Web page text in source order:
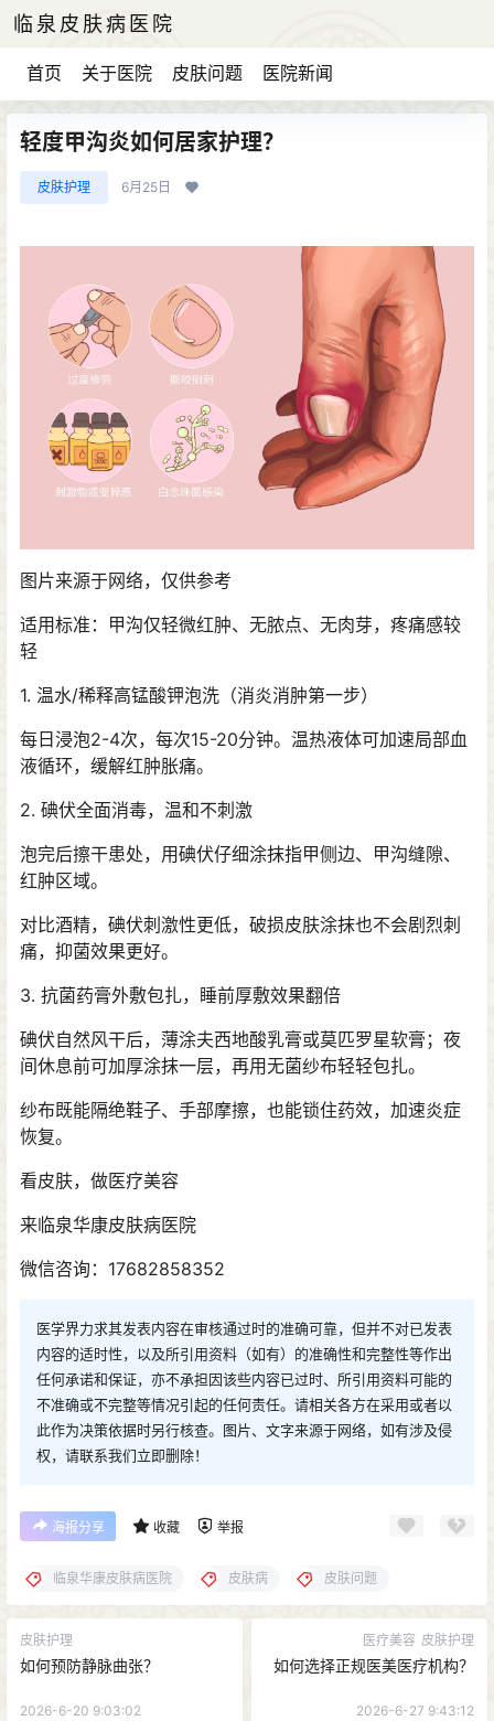
临泉皮肤病医院
首页 关于医院 皮肤问题 医院新闻
轻度甲沟炎如何居家护理？
皮肤护理 6月25日
图片来源于网络，仅供参考
适用标准：甲沟仅轻微红肿、无脓点、无肉芽，疼痛感较
轻
1. 温水/稀释高锰酸钾泡洗（消炎消肿第一步）
每日浸泡2-4次，每次15-20分钟。温热液体可加速局部血
液循环，缓解红肿胀痛。
2. 碘伏全面消毒，温和不刺激
泡完后擦干患处，用碘伏仔细涂抹指甲侧边、甲沟缝隙、
红肿区域。
对比酒精，碘伏刺激性更低，破损皮肤涂抹也不会剧烈刺
痛，抑菌效果更好。
3. 抗菌药膏外敷包扎，睡前厚敷效果翻倍
碘伏自然风干后，薄涂夫西地酸乳膏或莫匹罗星软膏；夜
间休息前可加厚涂抹一层，再用无菌纱布轻轻包扎。
纱布既能隔绝鞋子、手部摩擦，也能锁住药效，加速炎症
恢复。
看皮肤，做医疗美容
来临泉华康皮肤病医院
微信咨询：17682858352
医学界力求其发表内容在审核通过时的准确可靠，但并不对已发表
内容的适时性，以及所引用资料（如有）的准确性和完整性等作出
任何承诺和保证，亦不承担因该些内容已过时、所引用资料可能的
不准确或不完整等情况引起的任何责任。请相关各方在采用或者以
此作为决策依据时另行核查。图片、文字来源于网络，如有涉及侵
权，请联系我们立即删除！
海报分享 收藏 举报
临泉华康皮肤病医院 皮肤病 皮肤问题
皮肤护理
如何预防静脉曲张？
2026-6-20 9:03:02
医疗美容 皮肤护理
如何选择正规医美医疗机构？
2026-6-27 9:43:12